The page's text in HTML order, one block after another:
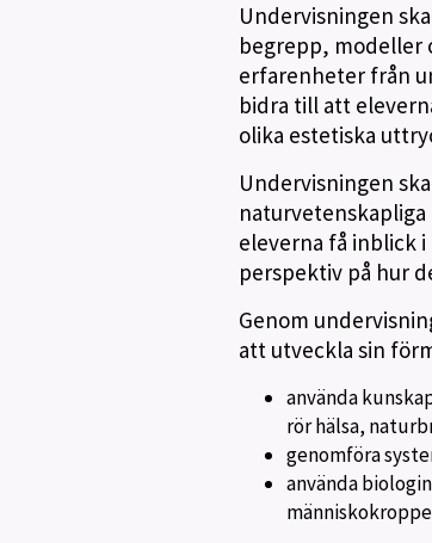
Undervisningen
begrepp, modeller
erfarenheter från
bidra till att
olika estetiska
Undervisningen
eleverna få inblick
perspektiv på hur
Genom
att utveckla sin
använda
rör hälsa,
genomföra
använda